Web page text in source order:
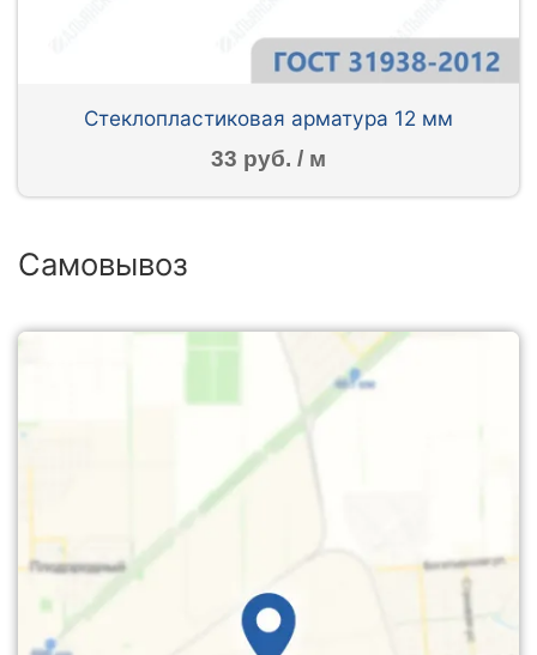
Стеклопластиковая арматура 12 мм
33 руб. / м
Самовывоз